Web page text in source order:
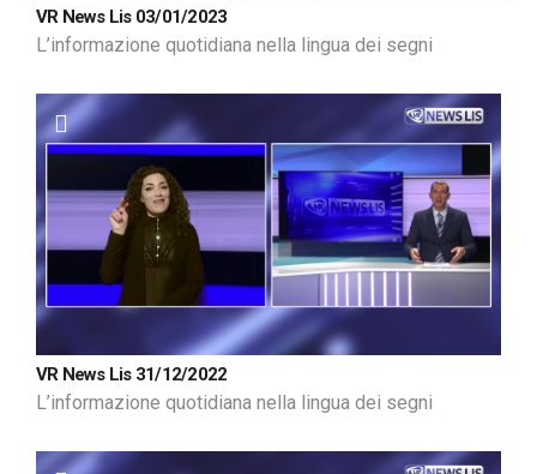
VR News Lis 03/01/2023
L’informazione quotidiana nella lingua dei segni
VR News Lis 31/12/2022
L’informazione quotidiana nella lingua dei segni